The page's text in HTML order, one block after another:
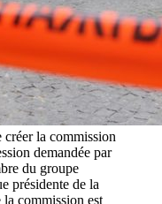
créer la commission
demandée par
du groupe
présidente de la
commission est